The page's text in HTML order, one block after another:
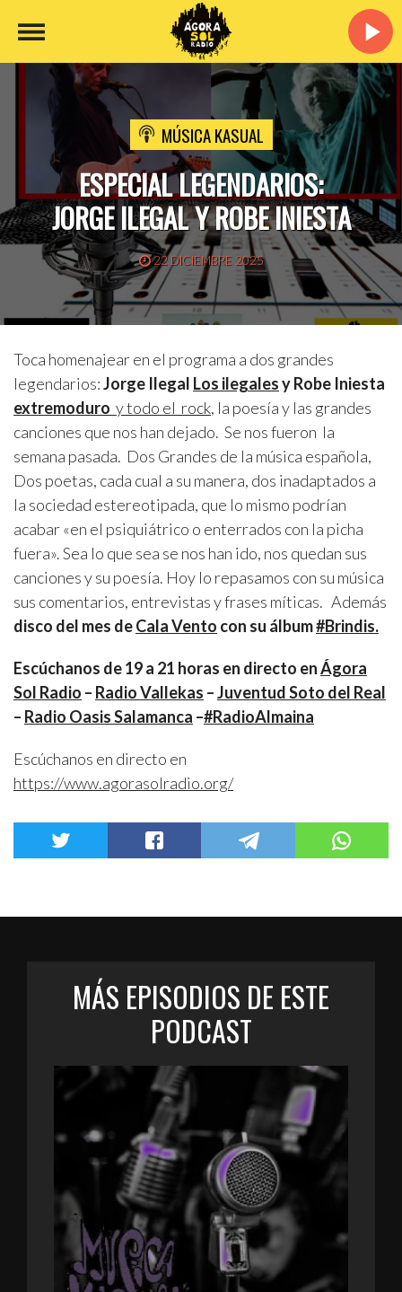
MÚSICA KASUAL
ESPECIAL LEGENDARIOS:
JORGE ILEGAL Y ROBE INIESTA
22 DICIEMBRE 2025
Toca homenajear en el programa a dos grandes
legendarios:Jorge Ilegal Los ilegalesy Robe Iniesta
extremoduro y todo el rock, la poesía y las grandes
canciones que nos han dejado. Se nos fueron la
semana pasada. Dos Grandes de la música española,
Dos poetas, cada cual a su manera, dos inadaptados a
la sociedad estereotipada, que lo mismo podrían
acabar «en el psiquiátrico o enterrados con la picha
fuera». Sea lo que sea se nos han ido, nos quedan sus
canciones y su poesía. Hoy lo repasamos con su música
sus comentarios, entrevistas y frases míticas. Además
disco del mes deCala Vento con su álbum#Brindis.
Escúchanos de 19 a 21 horas en directo enÁgora
Sol Radio – Radio Vallekas –Juventud Soto del Real
– Radio Oasis Salamanca –#RadioAlmaina
Escúchanos en directo en
https://www.agorasolradio.org/
MÁS EPISODIOS DE ESTE
PODCAST